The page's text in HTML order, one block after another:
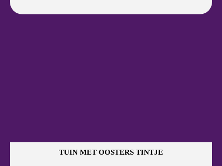
TUIN MET OOSTERS TINTJE